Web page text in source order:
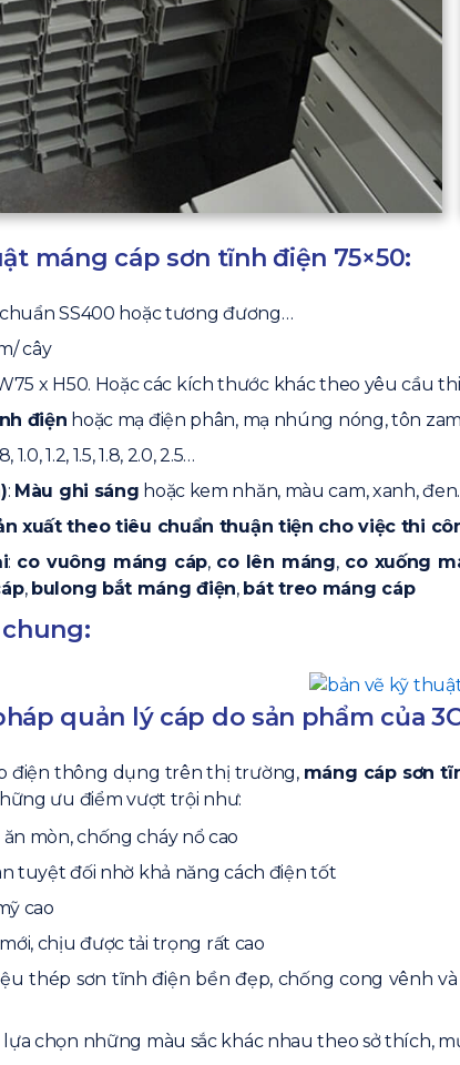
máng cáp sơn tĩnh điện 75×50:
SS400 hoặc tương đương…
cây
x H50. Hoặc các kích thước khác theo yêu cầu
điện hoặc mạ điện phân, mạ nhúng nóng, tôn zam
1.0, 1.2, 1.5, 1.8, 2.0, 2.5…
: Màu ghi sáng hoặc kem nhăn, màu cam, xanh,
xuất theo tiêu chuẩn thuận tiện cho việc thi
: co vuông máng cáp, co lên máng, co xuống
, bulong bắt máng điện, bát treo máng cáp
quản lý cáp do sản phẩm của
điện thông dụng trên thị trường, máng cáp sơn
ưu điểm vượt trội như:
mòn, chống cháy nổ cao
tuyệt đối nhờ khả năng cách điện tốt
cao
chịu được tải trọng rất cao
thép sơn tĩnh điện bền đẹp, chống cong vênh
lựa chọn những màu sắc khác nhau theo sở thích,